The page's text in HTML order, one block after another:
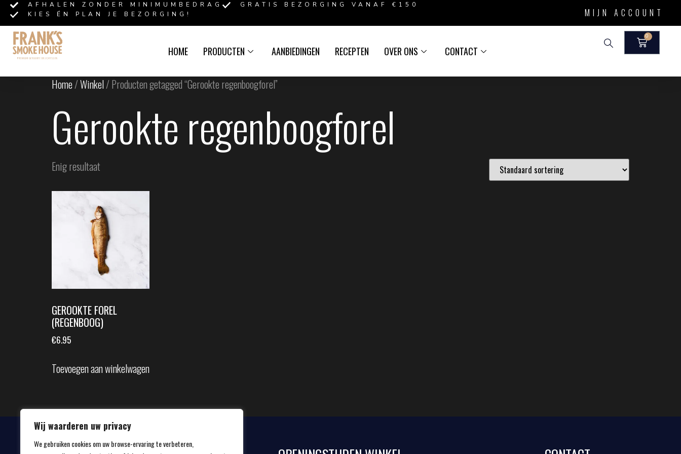
Wij waarderen uw privacy
We gebruiken cookies om uw browse-ervaring te verbeteren,
AFHALEN ZONDER MINIMUMBEDRAG
GRATIS BEZORGING VANAF €150
KIES ÉN PLAN JE BEZORGING!
MIJN ACCOUNT
HOME PRODUCTEN AANBIEDINGEN RECEPTEN OVER ONS CONTACT
0
Home/Winkel/ Producten getagged “Gerookte regenboogforel”
Gerookte regenboogforel
Enig resultaat
GEROOKTE FOREL
(REGENBOOG)
€6.95
Toevoegen aan winkelwagen